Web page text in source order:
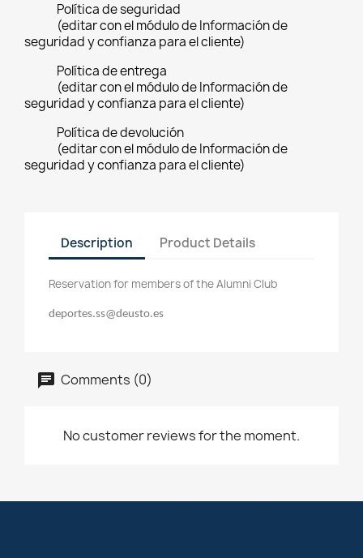
Política de seguridad
(editar con el módulo de Información de
seguridad y confianza para el cliente)
Política de entrega
(editar con el módulo de Información de
seguridad y confianza para el cliente)
Política de devolución
(editar con el módulo de Información de
seguridad y confianza para el cliente)
Description Product Details
Reservation for members of the Alumni Club
deportes.ss@deusto.es
Comments (0)
No customer reviews for the moment.